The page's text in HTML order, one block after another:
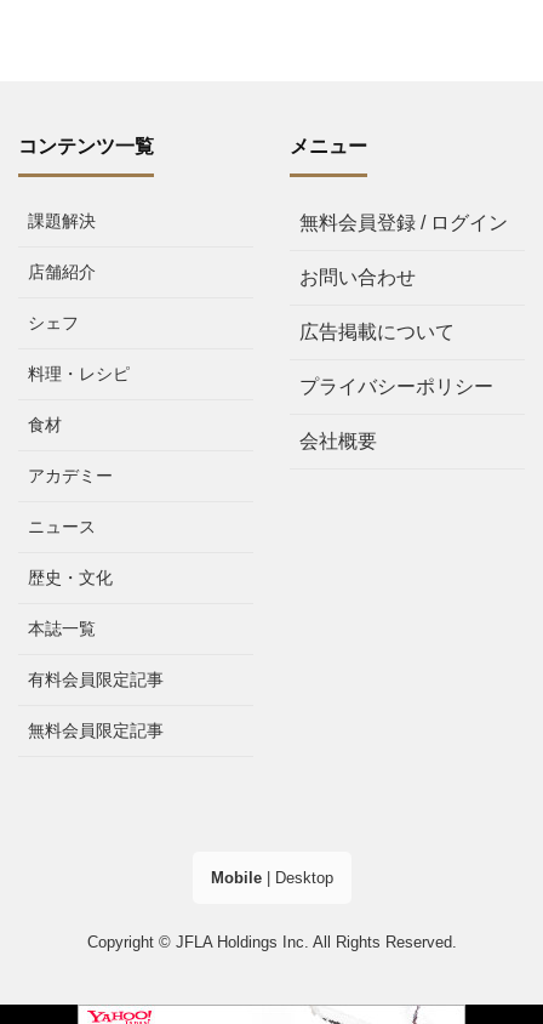
コンテンツ一覧
課題解決
店舗紹介
シェフ
料理・レシピ
食材
アカデミー
ニュース
歴史・文化
本誌一覧
有料会員限定記事
無料会員限定記事
メニュー
無料会員登録 / ログイン
お問い合わせ
広告掲載について
プライバシーポリシー
会社概要
Mobile| Desktop
Copyright © JFLA Holdings Inc. All Rights Reserved.